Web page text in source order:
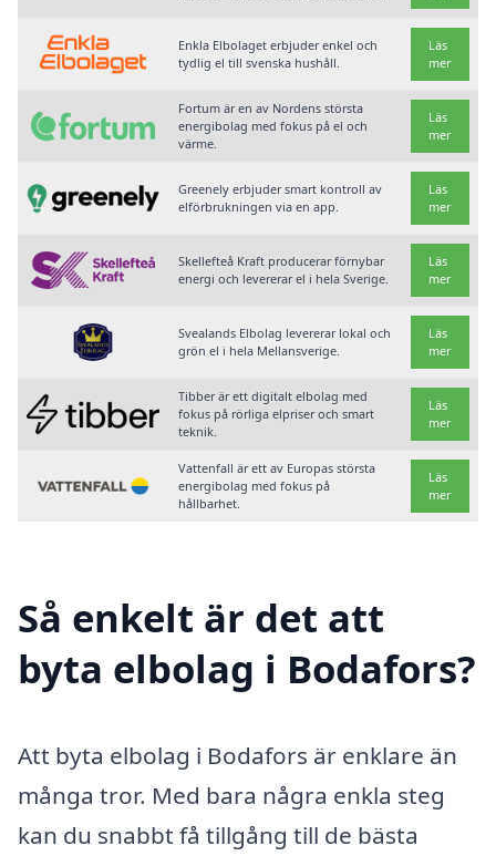
Enkla Elbolaget erbjuder enkel och
tydlig el till svenska hushåll.
Läs
mer
Fortum är en av Nordens största
energibolag med fokus på el och
värme.
Läs
mer
Greenely erbjuder smart kontroll av
elförbrukningen via en app.
Läs
mer
Skellefteå Kraft producerar förnybar
energi och levererar el i hela Sverige.
Läs
mer
Svealands Elbolag levererar lokal och
grön el i hela Mellansverige.
Läs
mer
Tibber är ett digitalt elbolag med
fokus på rörliga elpriser och smart
teknik.
Läs
mer
Vattenfall är ett av Europas största
energibolag med fokus på
hållbarhet.
Läs
mer
Så enkelt är det att
byta elbolag i Bodafors?
Att byta elbolag i Bodafors är enklare än
många tror. Med bara några enkla steg
kan du snabbt få tillgång till de bästa